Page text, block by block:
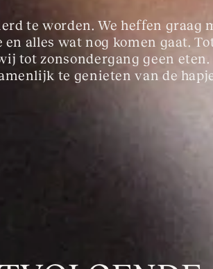
te worden. We heffen graag
alles wat nog komen gaat.
tot zonsondergang geen eten.
te genieten van de